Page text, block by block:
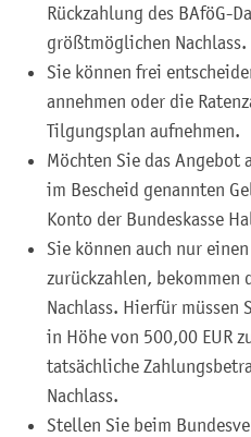
Rückzahlung des BAföG-
größtmöglichen Nachlass.
Sie können frei
annehmen oder die
Tilgungsplan aufnehmen.
Möchten Sie das Angebot
im Bescheid genannten
Konto der Bundeskasse
Sie können auch nur
zurückzahlen, bekommen
Nachlass. Hierfür müssen
in Höhe von 500,00 EUR
tatsächliche
Nachlass.
Stellen Sie beim